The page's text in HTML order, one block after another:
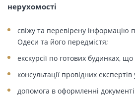
нерухомості
свіжу та перевірену інформацію
Одеси та його передмістя;
екскурсії по готових будинках,
консультації провідних експертів
допомога в оформленні